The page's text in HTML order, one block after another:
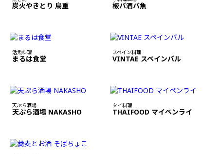
炭火やきとり 鳥重 板バ酒バ魚
活魚料理
まるは食堂
スペイン料理
VINTAE スペインバル
天ぷら酒場
天ぷら酒場 NAKASHO
タイ料理
THAIFOOD マイペンライ